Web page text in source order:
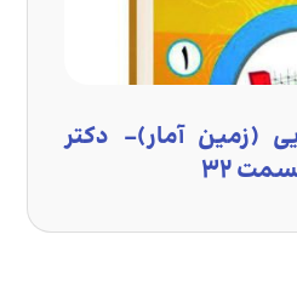
(زمین آمار)- دکتر
۳۲